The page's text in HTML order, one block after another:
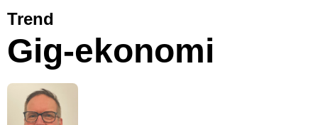
Trend
Gig-ekonomi